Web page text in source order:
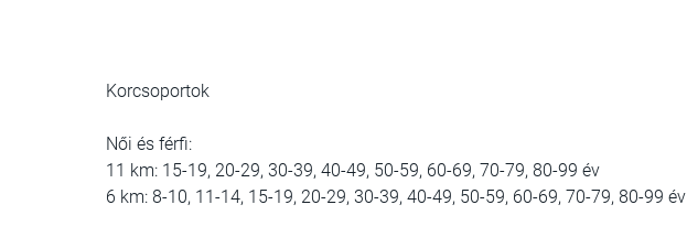
Korcsoportok
Női és férfi:
11 km: 15-19, 20-29, 30-39, 40-49, 50-59, 60-69, 70-79, 80-99 év
6 km: 8-10, 11-14, 15-19, 20-29, 30-39, 40-49, 50-59, 60-69, 70-79, 80-99 év